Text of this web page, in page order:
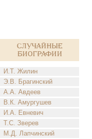
Случайные
биографии
И.Т. Жилин
Э.В. Брагинский
А.А. Авдеев
В.К. Амургушев
И.А. Евневич
Т.С. Зверев
М.Д. Лапчинский